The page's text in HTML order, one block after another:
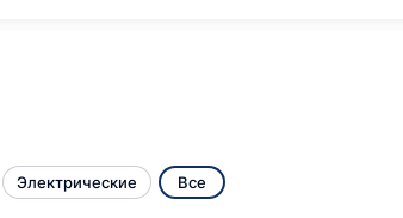
Электрические Все